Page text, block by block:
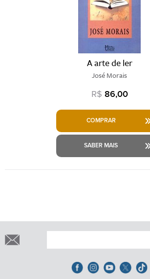
A arte de ler
José Morais
R$ 86,00
COMPRAR
SABER MAIS